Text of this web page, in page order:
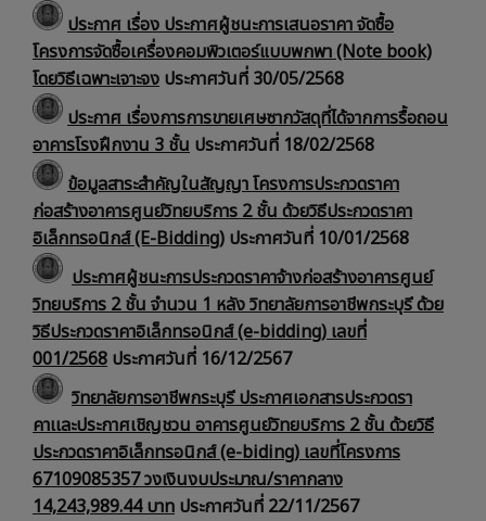
ประกาศ เรื่อง ประกาศผู้ชนะการเสนอราคา จัดซื้อ
โครงการจัดซื้อเครื่องคอมพิวเตอร์แบบพกพา (Note book)
โดยวิธีเฉพาะเจาะจง ประกาศวันที่ 30/05/2568
ประกาศ เรื่องการการขายเศษซากวัสดุที่ได้จากการรื้อถอน
อาคารโรงฝึกงาน 3 ชั้น ประกาศวันที่ 18/02/2568
ข้อมูลสาระสำคัญในสัญญา โครงการประกวดราคา
ก่อสร้างอาคารศูนย์วิทยบริการ 2 ชั้น ด้วยวิธีประกวดราคา
อิเล็กทรอนิกส์ (E-Bidding) ประกาศวันที่ 10/01/2568
ประกาศผู้ชนะการประกวดราคาจ้างก่อสร้างอาคารศูนย์
วิทยบริการ 2 ชั้น จำนวน 1 หลัง วิทยาลัยการอาชีพกระบุรี ด้วย
วิธีประกวดราคาอิเล็กทรอนิกส์ (e-bidding) เลขที่
001/2568 ประกาศวันที่ 16/12/2567
วิทยาลัยการอาชีพกระบุรี ประกาศเอกสารประกวดรา
คาเเละประกาศเชิญชวน อาคารศูนย์วิทยบริการ 2 ชั้น ด้วยวิธี
ประกวดราคาอิเล็กทรอนิกส์ (e-biding) เลขที่โครงการ
67109085357 วงเงินงบประมาณ/ราคากลาง
14,243,989.44 บาท ประกาศวันที่ 22/11/2567